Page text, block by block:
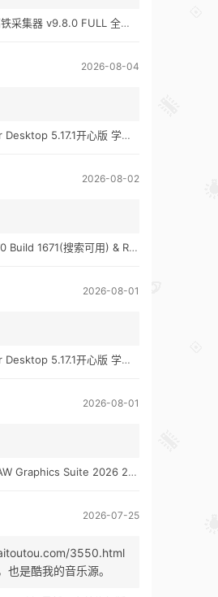
v9.8.0 FULL 全功能版（兼容win10、win11）
2026-08-04
开心版 学习版&HQPlayer Embedded 5.17.2开心版 学习版
2026-08-02
用) & Roon 2.65 Build 1653 & Roon 1.8 Build 1151 Legacy 开心版 学习版
2026-08-01
开心版 学习版&HQPlayer Embedded 5.17.2开心版 学习版
2026-08-01
Suite 2026 27.1 多语言 开心版 学习版 by KpoJIuK
2026-07-25
3550.html
也是酷我的音乐源。